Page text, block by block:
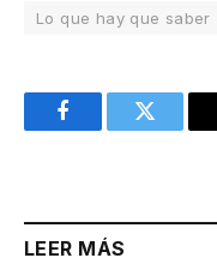
Lo que hay que saber
FacebookTwitter
LEER MÁS